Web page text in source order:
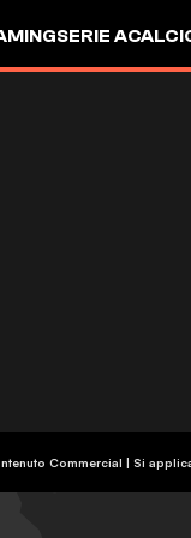
SERIE A
Commercial | Si